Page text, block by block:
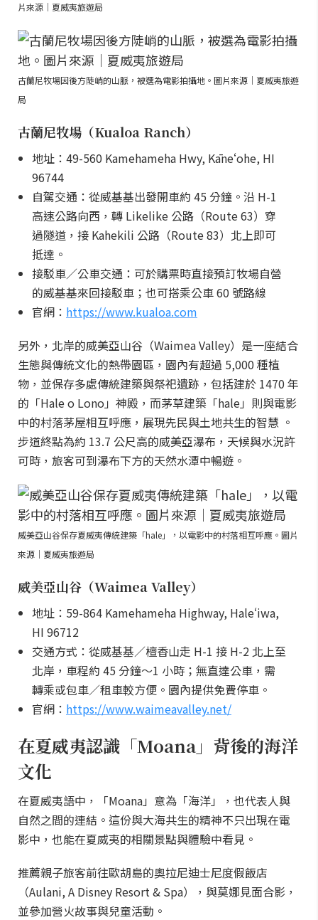
片來源｜夏威夷旅遊局
古蘭尼牧場因後方陡峭的山脈，被選為電影拍攝地。圖片來源｜夏威夷旅遊
局
古蘭尼牧場（Kualoa Ranch）
地址：49-560 Kamehameha Hwy, Kāneʻohe, HI
96744
自駕交通：從威基基出發開車約 45 分鐘。沿 H-1
高速公路向西，轉 Likelike 公路（Route 63）穿
過隧道，接 Kahekili 公路（Route 83）北上即可
抵達。
接駁車／公車交通：可於購票時直接預訂牧場自營
的威基基來回接駁車；也可搭乘公車 60 號路線
官網： https://www.kualoa.com
另外，北岸的威美亞山谷（Waimea Valley）是一座結合
生態與傳統文化的熱帶園區，園內有超過 5,000 種植
物，並保存多處傳統建築與祭祀遺跡，包括建於 1470 年
的「Hale o Lono」神殿，而茅草建築「hale」則與電影
中的村落茅屋相互呼應，展現先民與土地共生的智慧 。
步道終點為約 13.7 公尺高的威美亞瀑布，天候與水況許
可時，旅客可到瀑布下方的天然水潭中暢遊。
威美亞山谷保存夏威夷傳統建築「hale」，以電影中的村落相互呼應。圖片
來源｜夏威夷旅遊局
威美亞山谷（Waimea Valley）
地址：59-864 Kamehameha Highway, Haleʻiwa,
HI 96712
交通方式：從威基基／檀香山走 H-1 接 H-2 北上至
北岸，車程約 45 分鐘～1 小時；無直達公車，需
轉乘或包車／租車較方便。園內提供免費停車。
官網： https://www.waimeavalley.net/
在夏威夷認識「Moana」背後的海洋
文化
在夏威夷語中，「Moana」意為「海洋」，也代表人與
自然之間的連結。這份與大海共生的精神不只出現在電
影中，也能在夏威夷的相關景點與體驗中看見。
推薦親子旅客前往歐胡島的奧拉尼迪士尼度假飯店
（Aulani, A Disney Resort & Spa），與莫娜見面合影，
並參加營火故事與兒童活動。